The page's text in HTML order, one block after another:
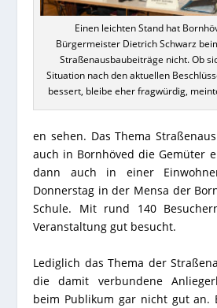
Einen leichten Stand hat
Bürgermeister Dietrich Schwarz
Straßenausbaubeiträge nicht. Ob
Situation nach den aktuellen
bessert, bleibe eher fragwürdig,
en sehen. Das Thema
auch in Bornhöved die Gemüter
dann auch in einer
Donnerstag in der Mensa der
Schule. Mit rund 140
Veranstaltung gut besucht.
Lediglich das Thema der
die damit verbundene
beim Publikum gar nicht gut an.